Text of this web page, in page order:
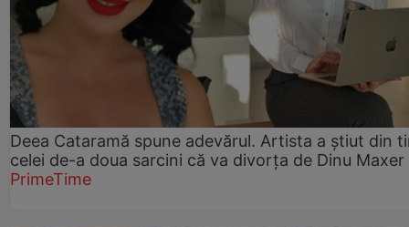
Deea Cataramă spune adevărul. Artista a știut din
celei de-a doua sarcini că va divorța de Dinu Maxer
PrimeTime